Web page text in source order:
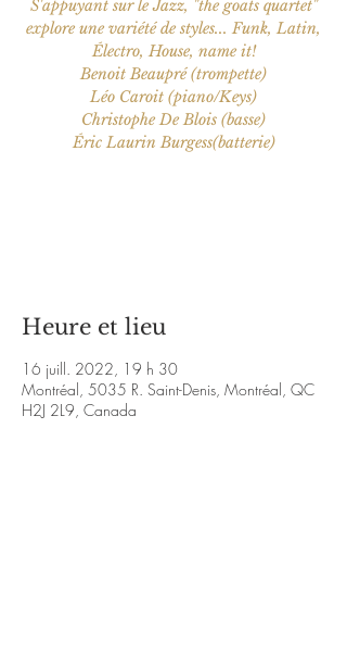
S'appuyant sur le Jazz, "the goats quartet"
explore une variété de styles... Funk, Latin,
Électro, House, name it!
Benoit Beaupré (trompette)
Léo Caroit (piano/Keys)
Christophe De Blois (basse)
Éric Laurin Burgess(batterie)
Heure et lieu
16 juill. 2022, 19 h 30
Montréal, 5035 R. Saint-Denis, Montréal, QC
H2J 2L9, Canada